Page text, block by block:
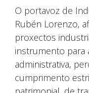
O portavoz de
Rubén Lorenzo,
proxectos
instrumento para
administrativa,
cumprimento